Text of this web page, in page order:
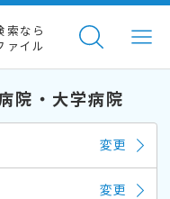
索なら
ァイル
院・大学病院
変更
変更